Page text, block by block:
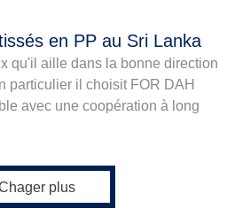
en PP au Sri Lanka
qu'il aille dans la bonne direction
particulier il choisit FOR DAH
avec une coopération à long
plus